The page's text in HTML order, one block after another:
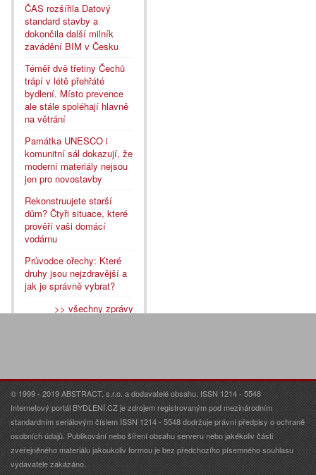
ČAS rozšířila Datový
standard stavby a
dokončila další milník
zavádění BIM v Česku
Téměř dvě třetiny Čechů
trápí v létě přehřáté
bydlení. Místo prevence
ale stále spoléhají hlavně
na větrání
Památka UNESCO i
komunitní sál dokazují, že
moderní materiály nejsou
jen pro novostavby
Rekonstruujete starší
dům? Čtyři situace, které
prověří vaši domácí
vodárnu
Průvodce ořechy: Které
druhy jsou nejzdravější a
jak je správně vybrat?
>> všechny zprávy
© 1999 - 2019 ABSTRACT, s.r.o. a dodavatelé obsahu. ISSN 1214 - 5548
Internetový portál BYDLENÍ.CZ je zdrojem registrovaným pod mezinárodním
standardním seriálovým číslem ISSN 1214 - 5548 dodržuje právní předpisy o ochraně
osobních údajů. Publikování nebo šíření obsahu serveru nebo jakékoliv části
zveřejněného materiálu jakoukoliv formou je bez předchozího písemného souhlasu
vydavatele zakázáno.